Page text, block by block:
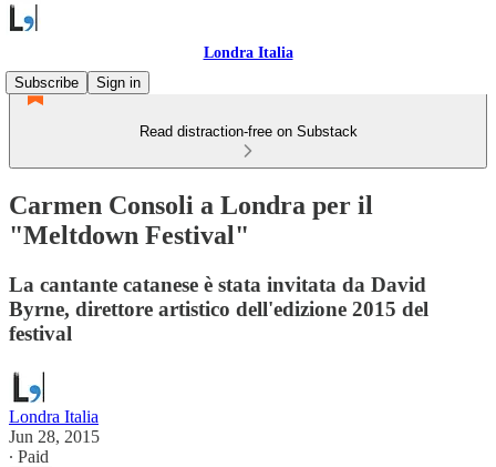
Londra Italia
Subscribe
Sign in
Read distraction-free on Substack
Carmen Consoli a Londra per il
"Meltdown Festival"
La cantante catanese è stata invitata da David
Byrne, direttore artistico dell'edizione 2015 del
festival
Londra Italia
Jun 28, 2015
∙ Paid